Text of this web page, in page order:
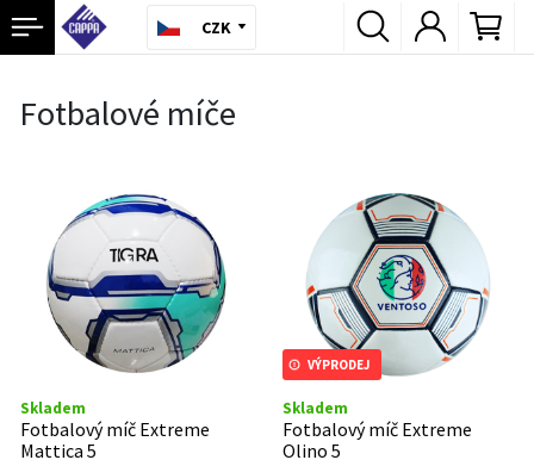
CZK
Fotbalové míče
Skladem
Fotbalový míč Extreme
Mattica 5
VÝPRODEJ
Skladem
Fotbalový míč Extreme
Olino 5